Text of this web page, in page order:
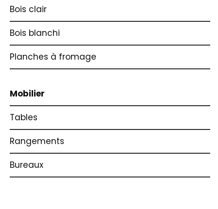
Bois clair
Bois blanchi
Planches à fromage
Mobilier
Tables
Rangements
Bureaux